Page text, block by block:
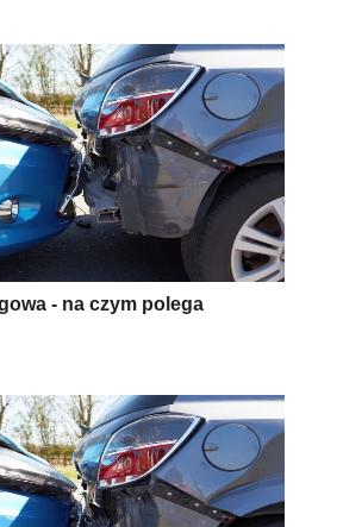
- na czym polega